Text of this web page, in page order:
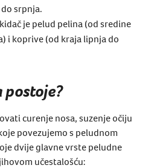
srpnja.
je pelud pelina (od sredine
i koprive (od kraja lipnja do
postoje?
curenje nosa, suzenje očiju
povezujemo s peludnom
dvije glavne vrste peludne
učestalošću: